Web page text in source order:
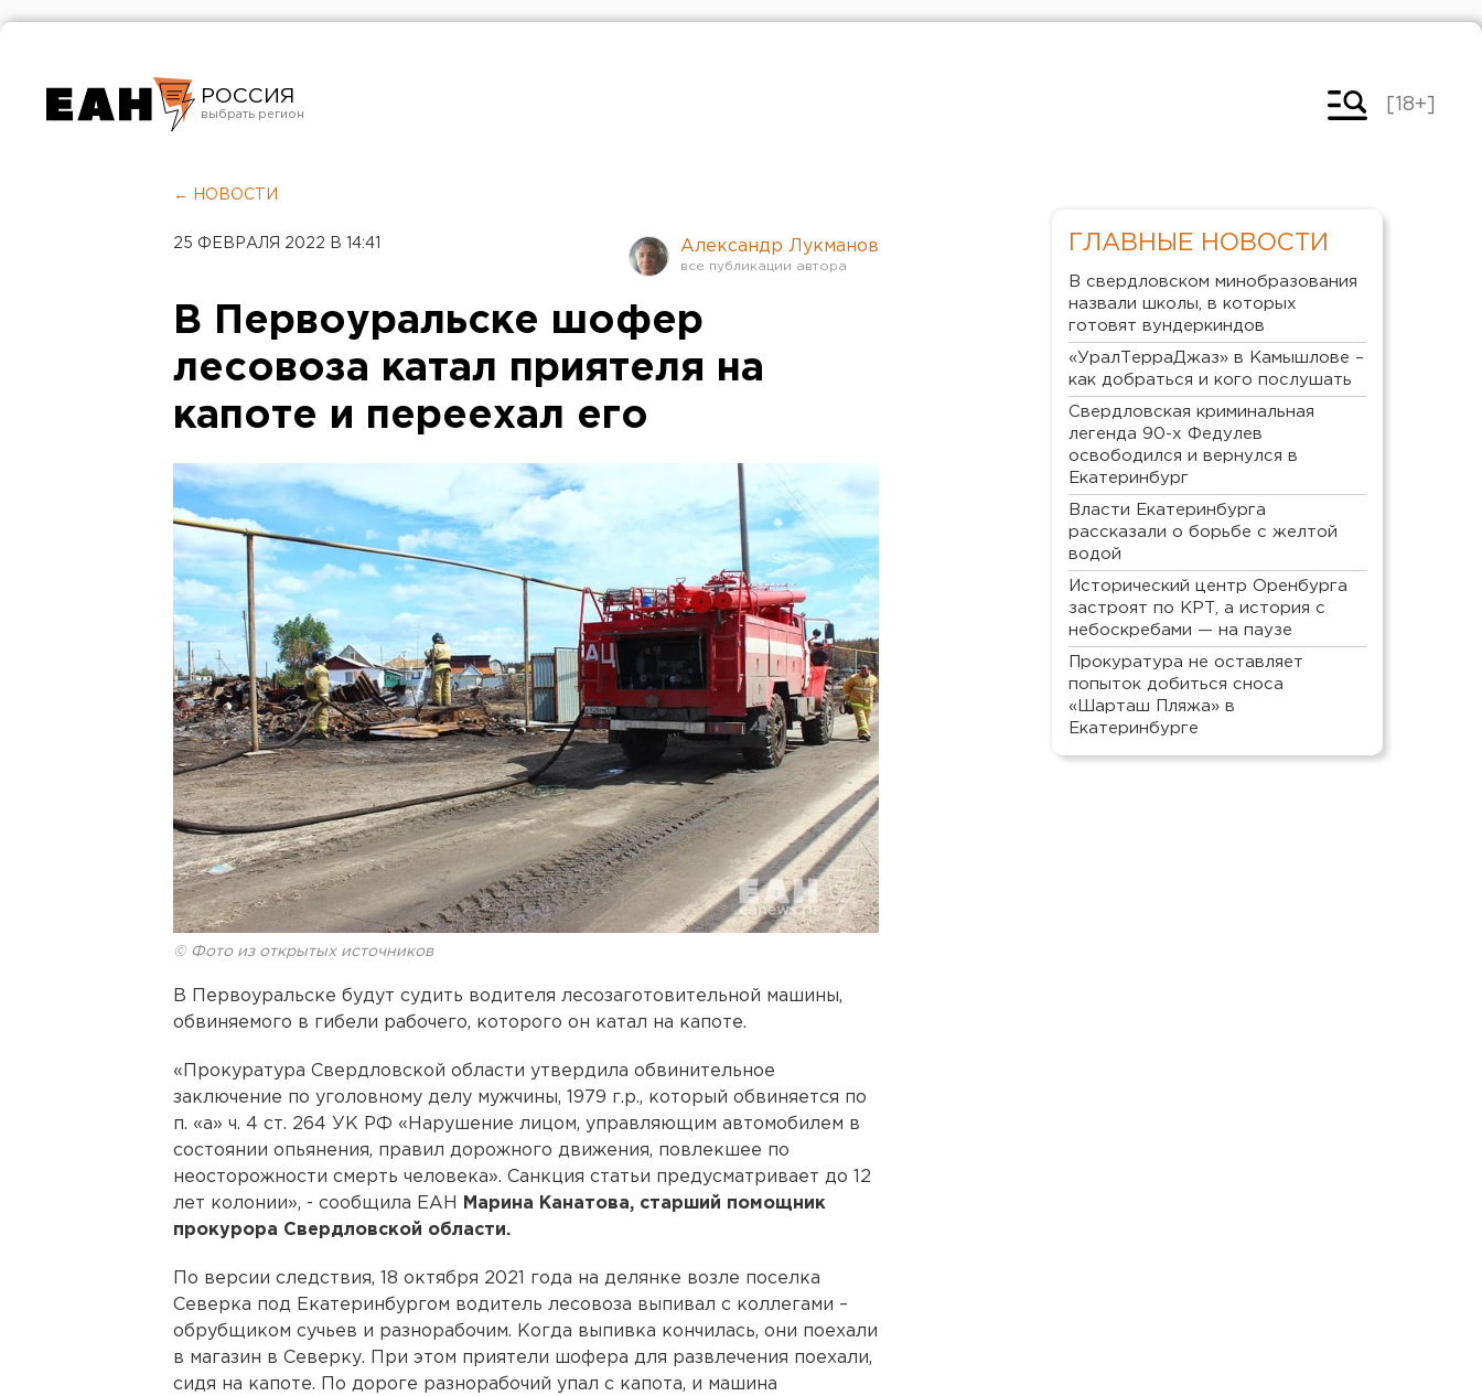
РОССИЯ
Челябинск
[18+]
← НОВОСТИ
25 ФЕВРАЛЯ 2022 В 14:41 Александр Лукманов
В Первоуральске шофер
лесовоза катал приятеля на
капоте и переехал его
© Фото из открытых источников
В Первоуральске будут судить водителя лесозаготовительной машины,
обвиняемого в гибели рабочего, которого он катал на капоте.
«Прокуратура Свердловской области утвердила обвинительное
заключение по уголовному делу мужчины, 1979 г.р., который обвиняется по
п. «а» ч. 4 ст. 264 УК РФ «Нарушение лицом, управляющим автомобилем в
состоянии опьянения, правил дорожного движения, повлекшее по
неосторожности смерть человека». Санкция статьи предусматривает до 12
лет колонии», - сообщила ЕАН
Марина Канатова, старший помощник
прокурора Свердловской области.
По версии следствия, 18 октября 2021 года на делянке возле поселка
Северка под Екатеринбургом водитель лесовоза выпивал с коллегами –
обрубщиком сучьев и разнорабочим. Когда выпивка кончилась, они поехали
в магазин в Северку. При этом приятели шофера для развлечения поехали,
сидя на капоте. По дороге разнорабочий упал с капота, и машина
ГЛАВНЫЕ НОВОСТИ
В свердловском минобразования
назвали школы, в которых
готовят вундеркиндов
«УралТерраДжаз» в Камышлове –
как добраться и кого послушать
Свердловская криминальная
легенда 90-х Федулев
освободился и вернулся в
Екатеринбург
Власти Екатеринбурга
рассказали о борьбе с желтой
водой
Исторический центр Оренбурга
застроят по КРТ, а история с
небоскребами — на паузе
Прокуратура не оставляет
попыток добиться сноса
«Шарташ Пляжа» в
Екатеринбурге